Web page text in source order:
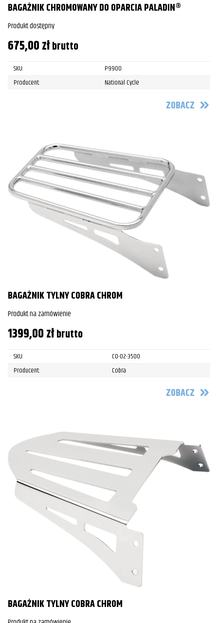
BAGAŻNIK CHROMOWANY DO OPARCIA PALADIN®
Produkt dostępny
675,00złbrutto
SKU:
P9900
Producent:
National Cycle
ZOBACZ
BAGAŻNIK TYLNY COBRA CHROM
Produkt na zamówienie
1399,00złbrutto
SKU:
CO-02-3500
Producent:
Cobra
ZOBACZ
BAGAŻNIK TYLNY COBRA CHROM